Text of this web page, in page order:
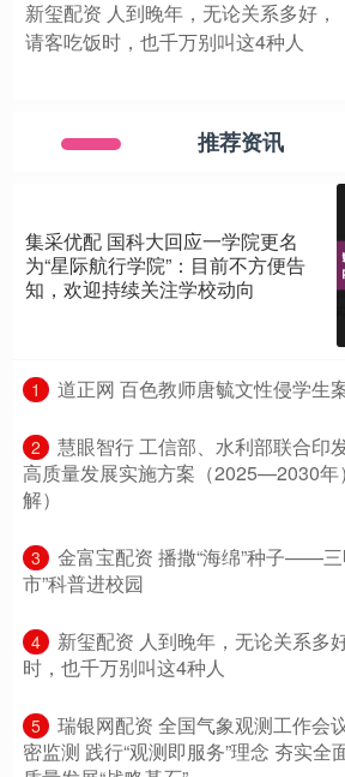
新玺配资 人到晚年，无论关系多好，
请客吃饭时，也千万别叫这4种人
推荐资讯
集采优配 国科大回应一学院更名
为“星际航行学院”：目前不方便告
知，欢迎持续关注学校动向
1 道正网 百色教师唐毓文性侵学生
2
慧眼智行 工信部、水利部联合印
高质量发展实施方案（2025—2030年
解）
3
金富宝配资 播撒“海绵”种子——三
市”科普进校园
4
新玺配资 人到晚年，无论关系多
时，也千万别叫这4种人
5
瑞银网配资 全国气象观测工作会
密监测 践行“观测即服务”理念 夯实全